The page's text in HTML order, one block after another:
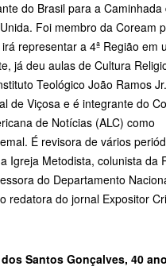
do Brasil para a Caminhada
Foi membro da Coream
representar a 4ª Região em
já deu aulas de Cultura
Teológico João Ramos
de Viçosa e é integrante do
de Notícias (ALC) como
É revisora de vários
Igreja Metodista, colunista da
do Departamento
redatora do jornal Expositor
Santos Gonçalves, 40